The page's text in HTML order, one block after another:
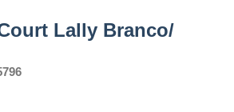
Lally Branco/